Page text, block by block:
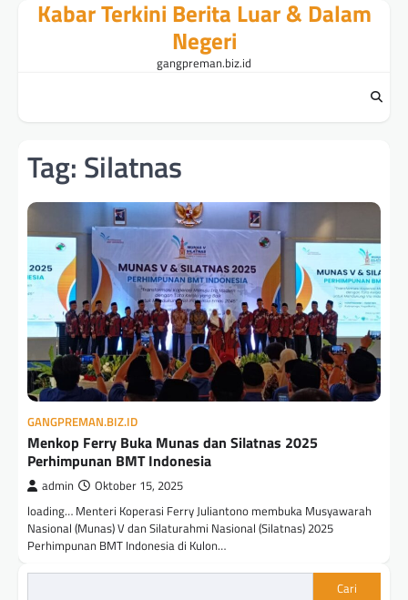
Kabar Terkini Berita Luar & Dalam
Negeri
gangpreman.biz.id
Tag: Silatnas
GANGPREMAN.BIZ.ID
Menkop Ferry Buka Munas dan Silatnas 2025
Perhimpunan BMT Indonesia
admin Oktober 15, 2025
loading… Menteri Koperasi Ferry Juliantono membuka Musyawarah
Nasional (Munas) V dan Silaturahmi Nasional (Silatnas) 2025
Perhimpunan BMT Indonesia di Kulon…
Cari